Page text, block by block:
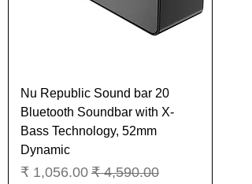
Nu Republic Sound bar 20
Bluetooth Soundbar with X-
Bass Technology, 52mm
Dynamic
سعر عادي سعر البيع